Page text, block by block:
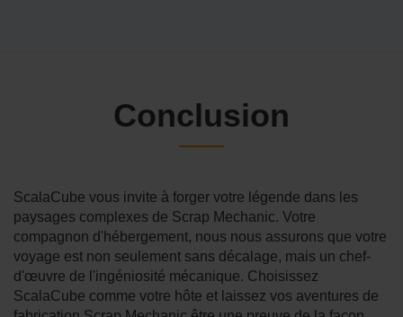
Conclusion
ScalaCube vous invite à forger votre légende dans les
paysages complexes de Scrap Mechanic. Votre
compagnon d'hébergement, nous nous assurons que votre
voyage est non seulement sans décalage, mais un chef-
d'œuvre de l'ingéniosité mécanique. Choisissez
ScalaCube comme votre hôte et laissez vos aventures de